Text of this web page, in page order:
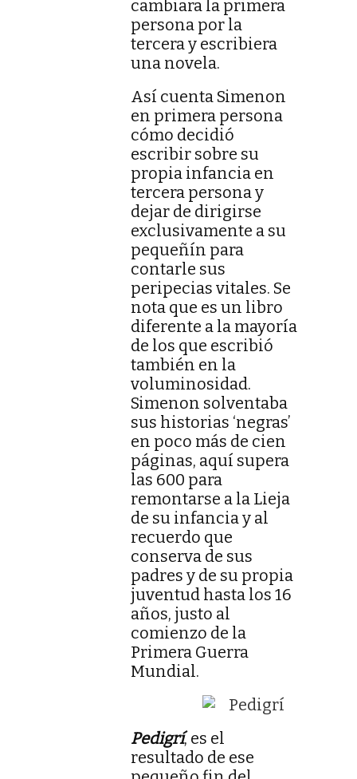
cambiara la primera
persona por la
tercera y escribiera
una novela.
Así cuenta Simenon
en primera persona
cómo decidió
escribir sobre su
propia infancia en
tercera persona y
dejar de dirigirse
exclusivamente a su
pequeñín para
contarle sus
peripecias vitales. Se
nota que es un libro
diferente a la mayoría
de los que escribió
también en la
voluminosidad.
Simenon solventaba
sus historias ‘negras’
en poco más de cien
páginas, aquí supera
las 600 para
remontarse a la Lieja
de su infancia y al
recuerdo que
conserva de sus
padres y de su propia
juventud hasta los 16
años, justo al
comienzo de la
Primera Guerra
Mundial.
Pedigrí, es el
resultado de ese